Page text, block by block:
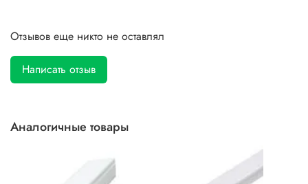
Отзывов еще никто не оставлял
Написать отзыв
Аналогичные товары